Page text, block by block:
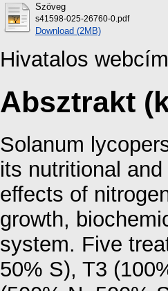
Szöveg
s41598-025-26760-0.pdf
Download (2MB)
Hivatalos
Absztrakt
Solanum
its nutritional
effects of
growth,
system. Five
50% S), T3